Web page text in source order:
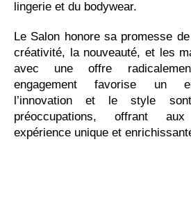
lingerie et du bodywear.
Le Salon honore sa promesse
créativité, la nouveauté, et les
avec une offre
engagement favorise un
l’innovation et le style
préoccupations, offrant
expérience unique et